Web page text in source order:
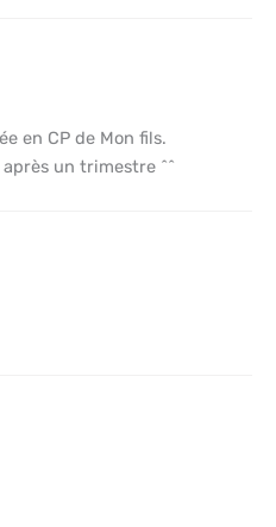
en CP de Mon fils.
un trimestre ^^